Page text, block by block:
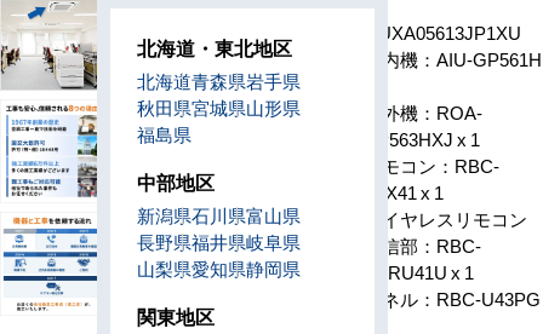
GUXA05613JP1XU
構成
室内機：AIU-GP561H
室外機：ROA-
RP563HXJ x 1
リモコン：RBC-
ATX41 x 1
ワイヤレスリモコン
受信部：RBC-
AXRU41U x 1
パネル：RBC-U43PG
北海道・東北地区
北海道青森県岩手県
秋田県宮城県山形県
福島県
中部地区
新潟県石川県富山県
長野県福井県岐阜県
山梨県愛知県静岡県
関東地区